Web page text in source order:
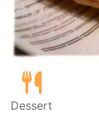
Dessert